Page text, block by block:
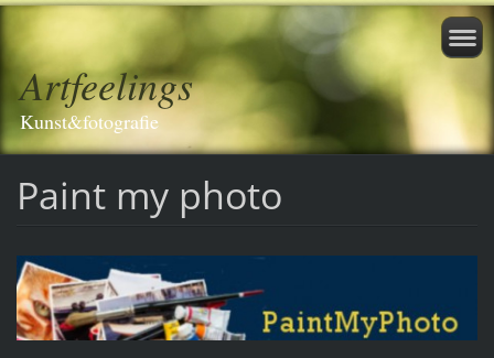
Artfeelings
Kunst&fotografie
Paint my photo